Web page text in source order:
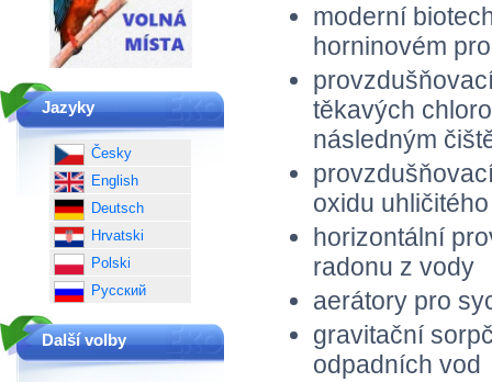
moderní
horninovém
těkavých
následným
oxidu
horizontální
radonu z vody
aerátory pro
gravitační
odpadních vod
Jazyky
Česky
English
Deutsch
Hrvatski
Polski
Русский
Další volby